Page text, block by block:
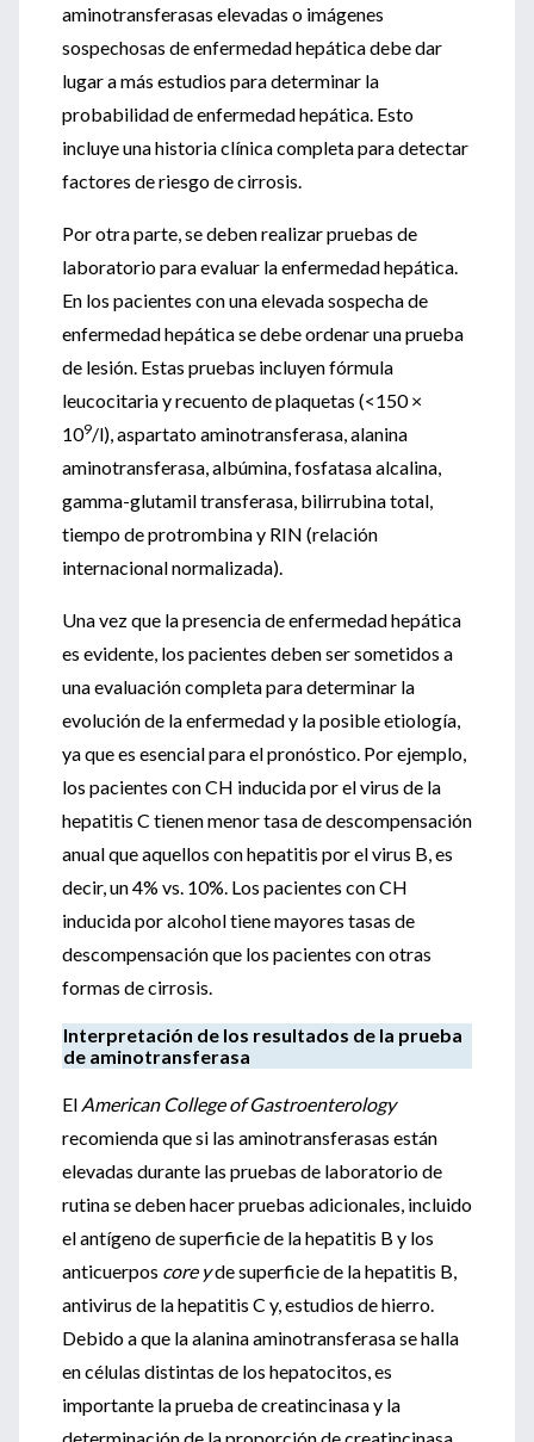
aminotransferasas elevadas o imágenes
sospechosas de enfermedad hepática debe dar
lugar a más estudios para determinar la
probabilidad de enfermedad hepática. Esto
incluye una historia clínica completa para detectar
factores de riesgo de cirrosis.
Por otra parte, se deben realizar pruebas de
laboratorio para evaluar la enfermedad hepática.
En los pacientes con una elevada sospecha de
enfermedad hepática se debe ordenar una prueba
de lesión. Estas pruebas incluyen fórmula
leucocitaria y recuento de plaquetas (<150 ×
109/l), aspartato aminotransferasa, alanina
aminotransferasa, albúmina, fosfatasa alcalina,
gamma-glutamil transferasa, bilirrubina total,
tiempo de protrombina y RIN (relación
internacional normalizada).
Una vez que la presencia de enfermedad hepática
es evidente, los pacientes deben ser sometidos a
una evaluación completa para determinar la
evolución de la enfermedad y la posible etiología,
ya que es esencial para el pronóstico. Por ejemplo,
los pacientes con CH inducida por el virus de la
hepatitis C tienen menor tasa de descompensación
anual que aquellos con hepatitis por el virus B, es
decir, un 4% vs. 10%. Los pacientes con CH
inducida por alcohol tiene mayores tasas de
descompensación que los pacientes con otras
formas de cirrosis.
Interpretación de los resultados de la prueba
de aminotransferasa
El American College of Gastroenterology
recomienda que si las aminotransferasas están
elevadas durante las pruebas de laboratorio de
rutina se deben hacer pruebas adicionales, incluido
el antígeno de superficie de la hepatitis B y los
anticuerpos core yde superficie de la hepatitis B,
antivirus de la hepatitis C y, estudios de hierro.
Debido a que la alanina aminotransferasa se halla
en células distintas de los hepatocitos, es
importante la prueba de creatincinasa y la